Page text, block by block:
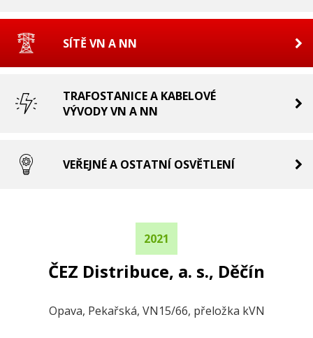
SÍTĚ VN A NN
TRAFOSTANICE A KABELOVÉ
VÝVODY VN A NN
VEŘEJNÉ A OSTATNÍ OSVĚTLENÍ
2021
ČEZ Distribuce, a. s., Děčín
Opava, Pekařská, VN15/66, přeložka kVN